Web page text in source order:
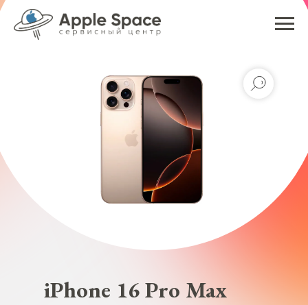
iPhone 16 Pro Max